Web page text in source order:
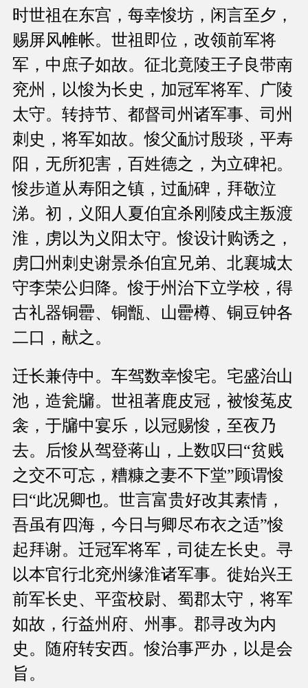
时世祖在东宫，每幸悛坊，闲言至夕，
赐屏风帷帐。世祖即位，改领前军将
军，中庶子如故。征北竟陵王子良带南
兖州，以悛为长史，加冠军将军、广陵
太守。转持节、都督司州诸军事、司州
刺史，将军如故。悛父勔讨殷琰，平寿
阳，无所犯害，百姓德之，为立碑祀。
悛步道从寿阳之镇，过勔碑，拜敬泣
涕。初，义阳人夏伯宜杀刚陵戍主叛渡
淮，虏以为义阳太守。悛设计购诱之，
虏囗州刺史谢景杀伯宜兄弟、北襄城太
守李荣公归降。悛于州治下立学校，得
古礼器铜罍、铜甑、山罍樽、铜豆钟各
二口，献之。
迁长兼侍中。车驾数幸悛宅。宅盛治山
池，造瓮牖。世祖著鹿皮冠，被悛菟皮
衾，于牖中宴乐，以冠赐悛，至夜乃
去。后悛从驾登蒋山，上数叹曰“贫贱
之交不可忘，糟糠之妻不下堂”顾谓悛
曰“此况卿也。世言富贵好改其素情，
吾虽有四海，今日与卿尽布衣之适”悛
起拜谢。迁冠军将军，司徒左长史。寻
以本官行北兖州缘淮诸军事。徙始兴王
前军长史、平蛮校尉、蜀郡太守，将军
如故，行益州府、州事。郡寻改为内
史。随府转安西。悛治事严办，以是会
旨。